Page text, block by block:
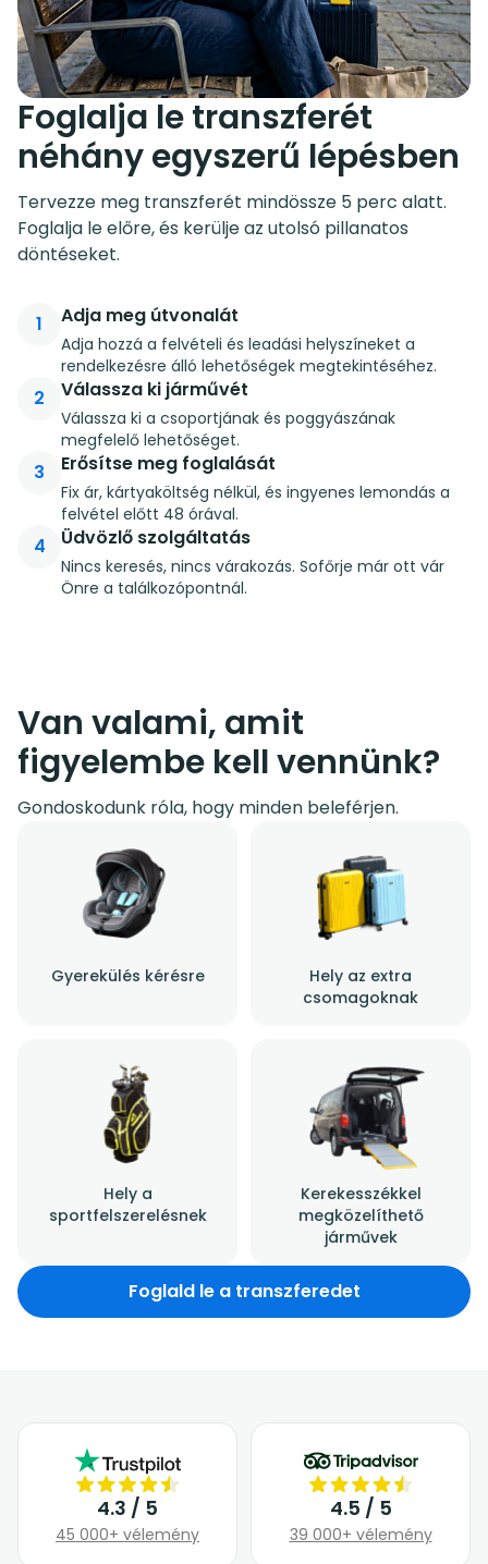
Foglalja le transzferét
néhány egyszerű lépésben
Tervezze meg transzferét mindössze 5 perc alatt.
Foglalja le előre, és kerülje az utolsó pillanatos
döntéseket.
1 Adja meg útvonalát
Adja hozzá a felvételi és leadási helyszíneket a
rendelkezésre álló lehetőségek megtekintéséhez.
2 Válassza ki járművét
Válassza ki a csoportjának és poggyászának
megfelelő lehetőséget.
3 Erősítse meg foglalását
Fix ár, kártyaköltség nélkül, és ingyenes lemondás a
felvétel előtt 48 órával.
4 Üdvözlő szolgáltatás
Nincs keresés, nincs várakozás. Sofőrje már ott vár
Önre a találkozópontnál.
Van valami, amit
figyelembe kell vennünk?
Gondoskodunk róla, hogy minden beleférjen.
Gyerekülés kérésre
Hely az extra
csomagoknak
Hely a
sportfelszerelésnek
Kerekesszékkel
megközelíthető
járművek
Foglald le a transzferedet
4.3 / 5
45 000+ vélemény
4.5 / 5
39 000+ vélemény